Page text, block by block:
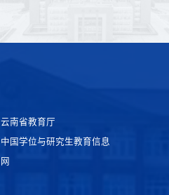
云南省教育厅
中国学位与研究生教育信息
网